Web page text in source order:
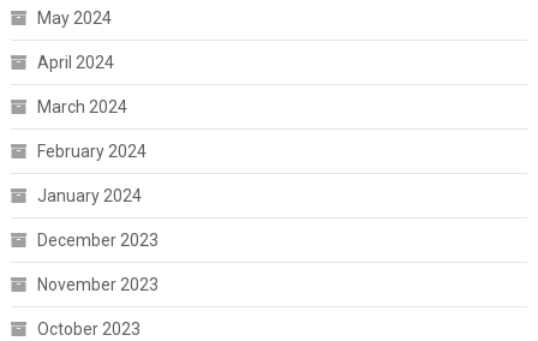
May 2024
April 2024
March 2024
February 2024
January 2024
December 2023
November 2023
October 2023